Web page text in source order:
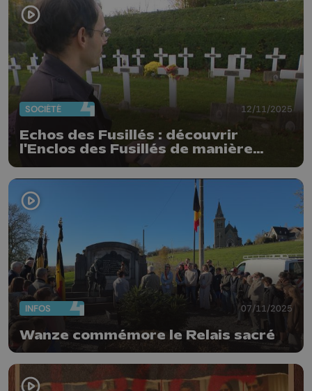
SOCIÉTÉ 12/11/2025
Echos des Fusillés : découvrir
l'Enclos des Fusillés de manière
INFOS 07/11/2025
Wanze commémore le Relais sacré